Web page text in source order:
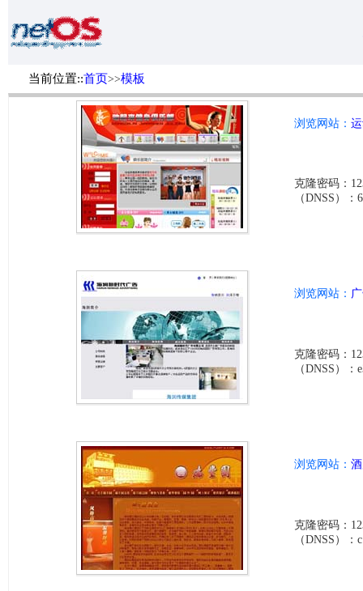
当前位置::首页>>模板
浏览网站：
克隆密码：
（DNSS）：
浏览网站：
克隆密码：
（DNSS）：
浏览网站：
克隆密码：
（DNSS）：